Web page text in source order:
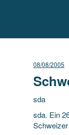
08/08/2005
sda
sda. Ein